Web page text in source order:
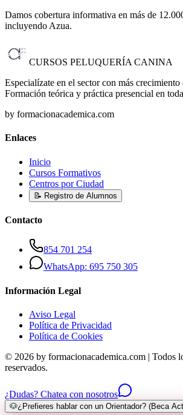
Damos cobertura informativa en más de
incluyendo Azua.
CURSOS PELUQUERÍA CANINA
Especialízate en el sector con más
Formación teórica y práctica presencial en
by formacionacademica.com
Enlaces
Inicio
Cursos Formativos
Centros por Ciudad
📝 Registro de Alumnos
Contacto
854 701 254
WhatsApp: 695 750 305
Información Legal
Aviso Legal
Política de Privacidad
Política de Cookies
© 2026 by formacionacademica.com | Todos
reservados.
¿Dudas? Chatea con nosotros
🐶¿Prefieres hablar con un Orientador? (Beca